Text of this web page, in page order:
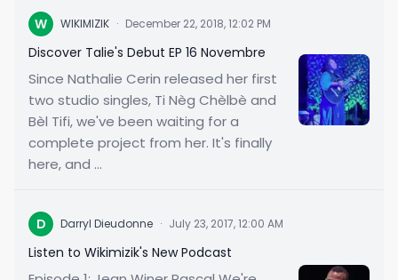
W WIKIMIZIK · December 22, 2018, 12:02 PM
Discover Talie's Debut EP 16 Novembre
Since Nathalie Cerin released her first
two studio singles, Ti Nèg Chèlbè and
Bèl Tifi, we've been waiting for a
complete project from her. It's finally
here, and ...
D Darryl Dieudonne · July 23, 2017, 12:00 AM
Listen to Wikimizik's New Podcast